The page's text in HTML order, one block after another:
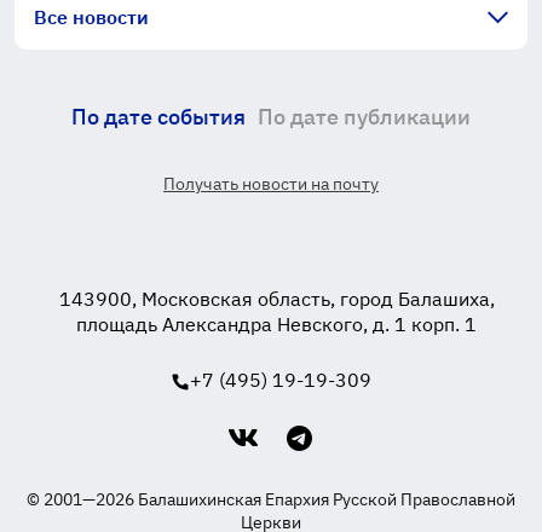
Все новости
По дате события По дате публикации
Получать новости на почту
143900, Московская область, город Балашиха,
площадь Александра Невского, д. 1 корп. 1
+7 (495) 19-19-309
© 2001—2026 Балашихинская Епархия Русской Православной
Церкви